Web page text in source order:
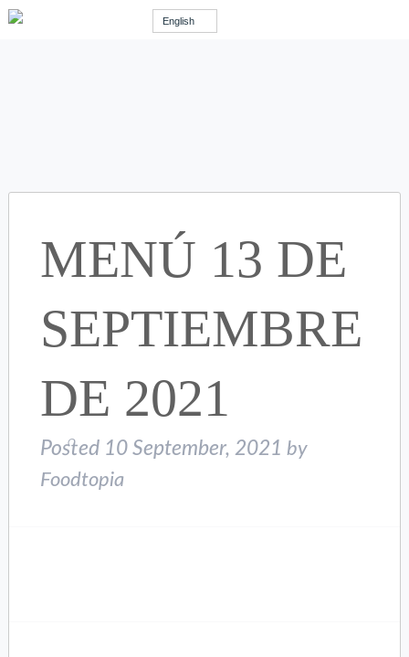
English
MENÚ 13 DE
SEPTIEMBRE
DE 2021
Posted 10 September, 2021 by
Foodtopia